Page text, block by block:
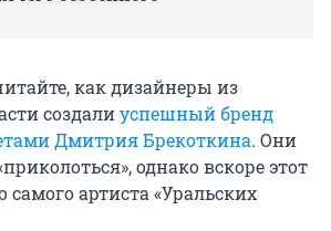
как дизайнеры из
создалиуспешный бренд
Дмитрия Брекоткина. Они
однако вскоре этот
артиста «Уральских